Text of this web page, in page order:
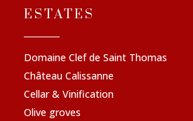
ESTATES
Domaine Clef de Saint Thomas
Château Calissanne
Cellar & Vinification
Olive groves